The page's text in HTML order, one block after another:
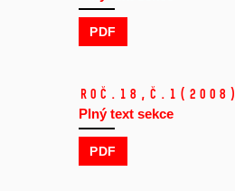
PDF
Roč.18, č.1 (2008)
Plný text sekce
PDF